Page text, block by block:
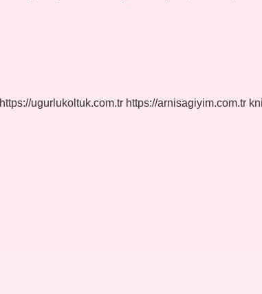
https://ugurlukoltuk.com.tr https://arnisagiyim.com.tr